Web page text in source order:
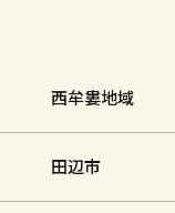
西牟婁地域
田辺市